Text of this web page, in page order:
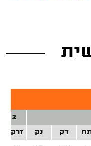
2 נק'
דק נק זרק/